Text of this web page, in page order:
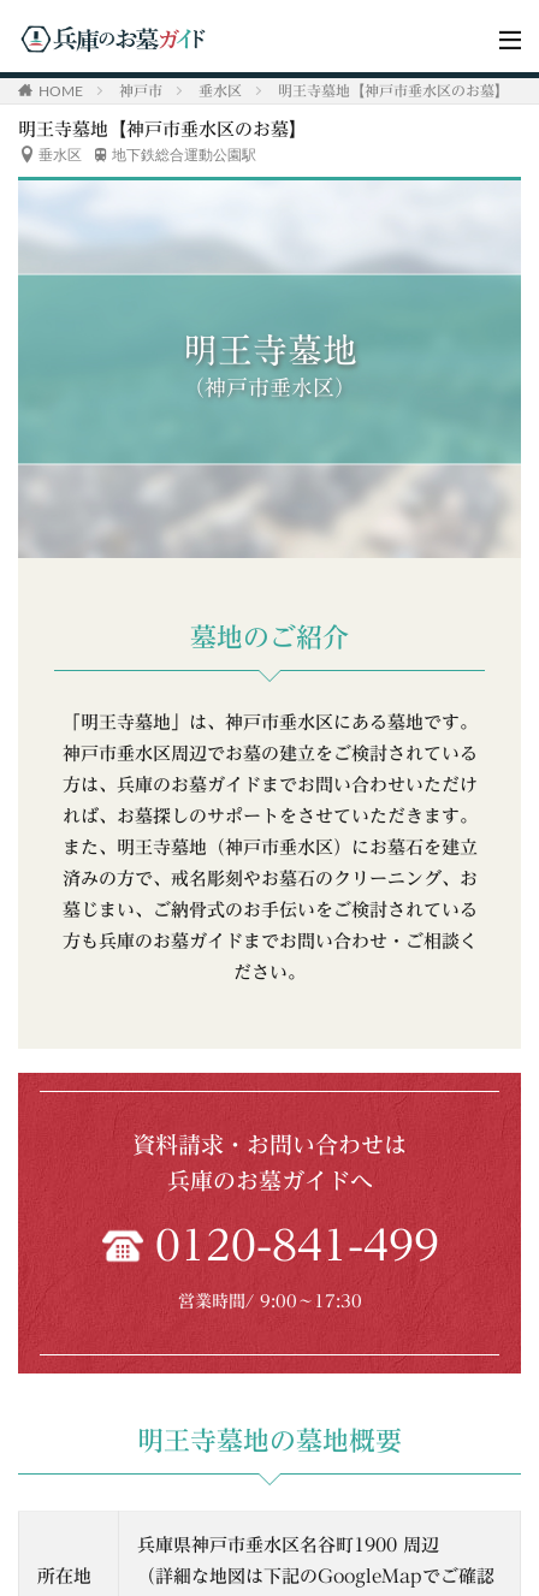
HOME 神戸市 垂水区 明王寺墓地【神戸市垂水区のお墓】
明王寺墓地【神戸市垂水区のお墓】
垂水区 地下鉄総合運動公園駅
明王寺墓地
（神戸市垂水区）
墓地のご紹介
「明王寺墓地」は、神戸市垂水区にある墓地です。
神戸市垂水区周辺でお墓の建立をご検討されている
方は、兵庫のお墓ガイドまでお問い合わせいただけ
れば、お墓探しのサポートをさせていただきます。
また、明王寺墓地（神戸市垂水区）にお墓石を建立
済みの方で、戒名彫刻やお墓石のクリーニング、お
墓じまい、ご納骨式のお手伝いをご検討されている
方も兵庫のお墓ガイドまでお問い合わせ・ご相談く
ださい。
資料請求・お問い合わせは
兵庫のお墓ガイドへ
0120-841-499
営業時間/ 9:00〜17:30
明王寺墓地の墓地概要
所在地
兵庫県神戸市垂水区名谷町1900 周辺
（詳細な地図は下記のGoogleMapでご確認